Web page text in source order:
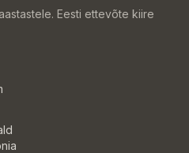
Eesti ettevõte kiire